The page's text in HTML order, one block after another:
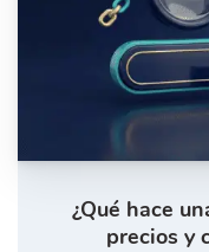
¿Qué hace
precios y